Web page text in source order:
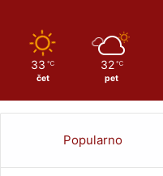
33 ℃
čet
32 ℃
pet
Popularno